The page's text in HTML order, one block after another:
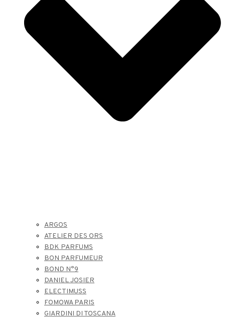
ARGOS
ATELIER DES ORS
BDK PARFUMS
BON PARFUMEUR
BOND N°9
DANIEL JOSIER
ELECTIMUSS
FOMOWA PARIS
GIARDINI DI TOSCANA